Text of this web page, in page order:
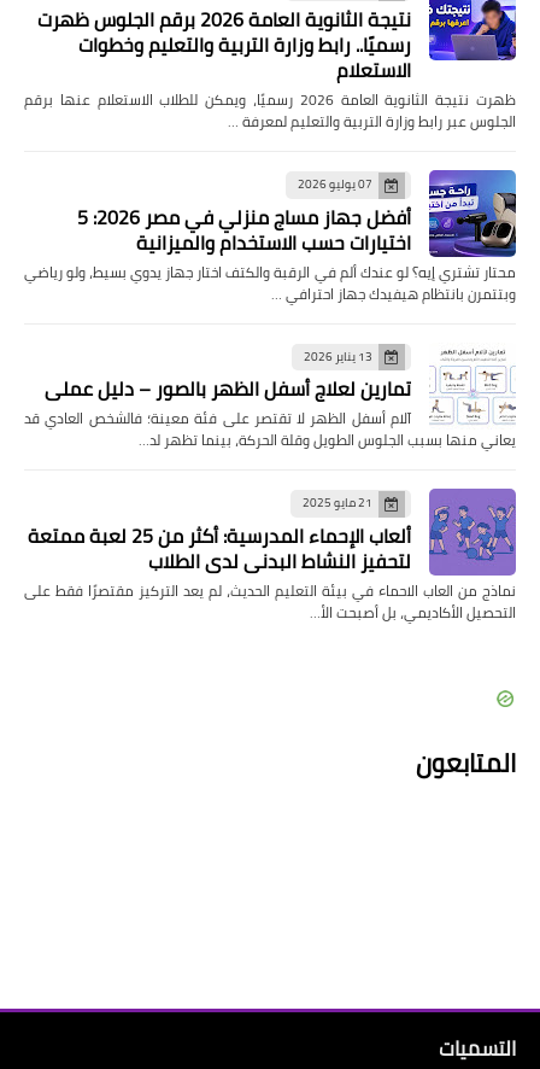
نتيجة الثانوية العامة 2026 برقم الجلوس ظهرت
رسميًا.. رابط وزارة التربية والتعليم وخطوات
الاستعلام
ظهرت نتيجة الثانوية العامة 2026 رسميًا، ويمكن للطلاب الاستعلام عنها برقم
الجلوس عبر رابط وزارة التربية والتعليم لمعرفة …
07 يوليو 2026
أفضل جهاز مساج منزلي في مصر 2026: 5
اختيارات حسب الاستخدام والميزانية
محتار تشتري إيه؟ لو عندك ألم في الرقبة والكتف اختار جهاز يدوي بسيط، ولو رياضي
وبتتمرن بانتظام هيفيدك جهاز احترافي …
13 يناير 2026
تمارين لعلاج أسفل الظهر بالصور – دليل عملي
آلام أسفل الظهر لا تقتصر على فئة معينة؛ فالشخص العادي قد
يعاني منها بسبب الجلوس الطويل وقلة الحركة، بينما تظهر لد…
21 مايو 2025
ألعاب الإحماء المدرسية: أكثر من 25 لعبة ممتعة
لتحفيز النشاط البدني لدى الطلاب
نماذج من العاب الاحماء في بيئة التعليم الحديث، لم يعد التركيز مقتصرًا فقط على
التحصيل الأكاديمي، بل أصبحت الأ…
المتابعون
التسميات